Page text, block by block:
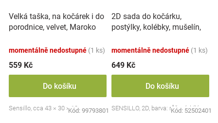
Velká taška, na kočárek i do
porodnice, velvet, Maroko
momentálně nedostupné (1 ks)
559 Kč
Do košíku
Sensillo, cca 43 × 30 × 13 cm
Kód: 99793801
2D sada do kočárku,
postýlky, kolébky, mušelín,
bílá
momentálně nedostupné (1 ks)
649 Kč
Do košíku
SENSILLO, 2D, barva: růžová, bílá
Kód: 52502401